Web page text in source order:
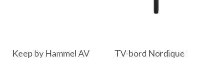
Keep by Hammel AV
TV-bord Nordique